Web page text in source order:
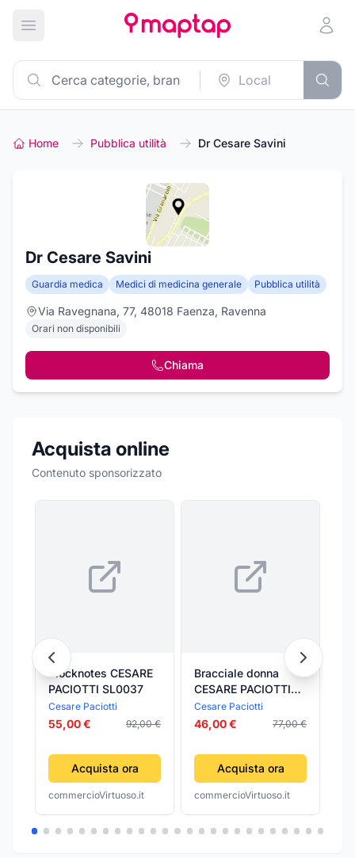
Apri menu principale
Home Pubblica utilità Dr Cesare Savini
Dr Cesare Savini
Guardia medica Medici di medicina generale Pubblica utilità
Via Ravegnana, 77, 48018 Faenza, Ravenna
Orari non disponibili
Chiama
Acquista online
Contenuto sponsorizzato
Blocknotes CESARE
PACIOTTI SL0037
Cesare Paciotti
55,00 € 92,00 €
Acquista ora
commercioVirtuoso.it
Bracciale donna
CESARE PACIOTTI
JPBR0516B
Cesare Paciotti
46,00 € 77,00 €
Acquista ora
commercioVirtuoso.it